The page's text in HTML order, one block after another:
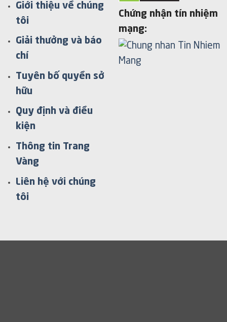
Giới thiệu về chúng
tôi
Giải thưởng và báo
chí
Tuyên bố quyền sở
hữu
Quy định và điều
kiện
Thông tin Trang
Vàng
Liên hệ với chúng
tôi
Chứng nhận tín nhiệm
mạng: